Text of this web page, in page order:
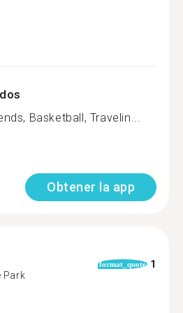
Basketball, Travelin...
Obtener la app
Park
format_quote 1